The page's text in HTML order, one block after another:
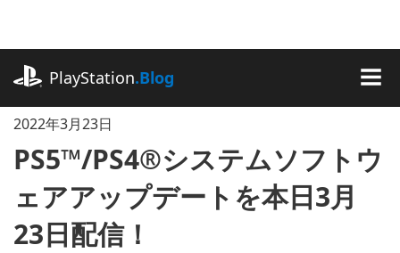
に
ッ
PlayStation.Blog
2022年3月23日
PS5™/PS4®システムソフトウ
ェアアップデートを本日3月
23日配信！